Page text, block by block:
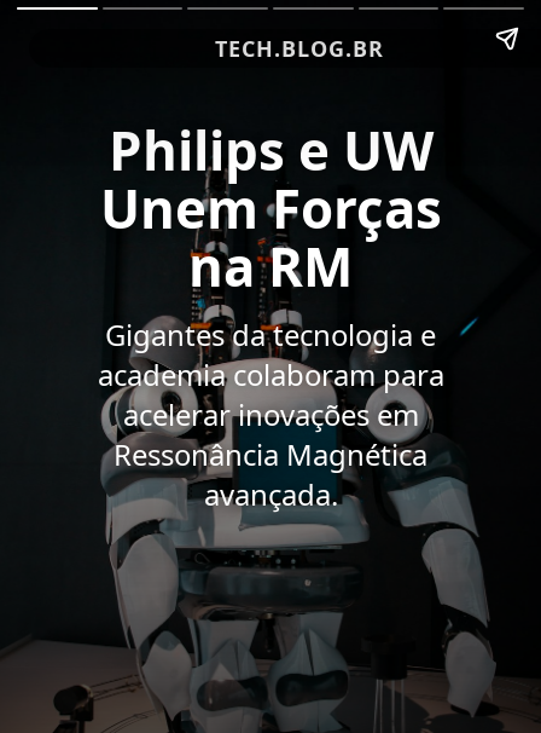
TECH.BLOG.BR
Philips e UW
Unem Forças
na RM
Gigantes da tecnologia e
academia colaboram para
acelerar inovações em
Ressonância Magnética
avançada.